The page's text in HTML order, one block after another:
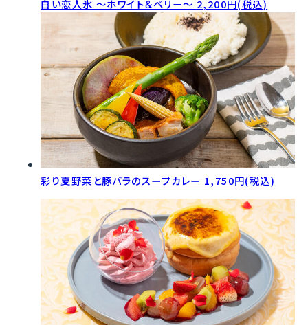
白い恋人氷 ～ホワイト＆ベリー～ 2,200円(税込)
彩り夏野菜と豚バラのスープカレー 1,750円(税込)